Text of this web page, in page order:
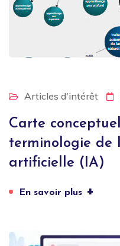
Articles d'intérêt
Carte
terminologie de
artificielle (IA)
En savoir plus +